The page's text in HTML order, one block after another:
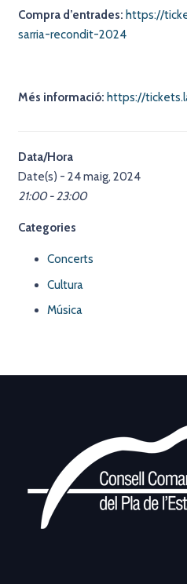
Compra d’entrades: https://
sarria-recondit-2024
Més informació: https://
Data/Hora
Date(s) - 24 maig, 2024
21:00 - 23:00
Categories
Concerts
Cultura
Música